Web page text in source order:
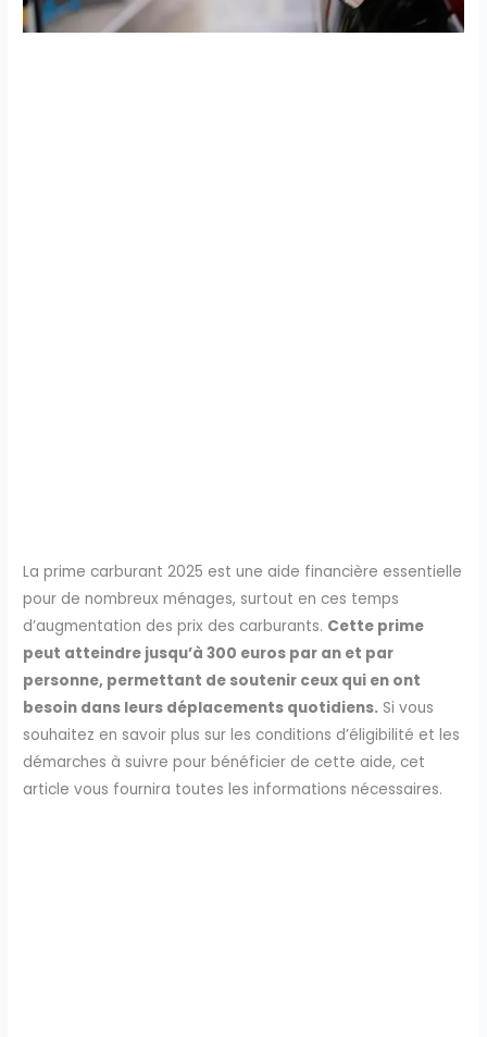
La prime carburant 2025 est une aide financière essentielle
pour de nombreux ménages, surtout en ces temps
d’augmentation des prix des carburants. Cette prime
peut atteindre jusqu’à 300 euros par an et par
personne, permettant de soutenir ceux qui en ont
besoin dans leurs déplacements quotidiens. Si vous
souhaitez en savoir plus sur les conditions d’éligibilité et les
démarches à suivre pour bénéficier de cette aide, cet
article vous fournira toutes les informations nécessaires.